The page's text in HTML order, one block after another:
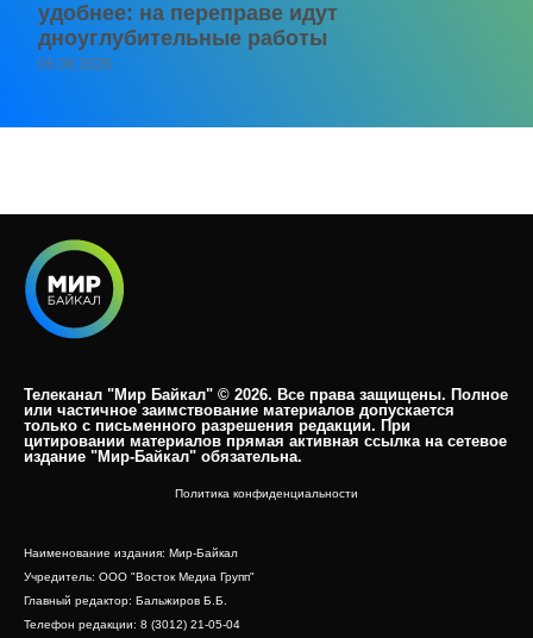
удобнее: на переправе идут
дноуглубительные работы
06.08.2026
Телеканал "Мир Байкал" © 2026. Все права защищены. Полное
или частичное заимствование материалов допускается
только с письменного разрешения редакции. При
цитировании материалов прямая активная ссылка на сетевое
издание "Мир-Байкал" обязательна.​
Политика конфиденциальности
Наименование издания: Мир-Байкал
Учредитель: ООО "Восток Медиа Групп"
Главный редактор: Бальжиров Б.Б.
Телефон редакции: 8 (3012) 21-05-04